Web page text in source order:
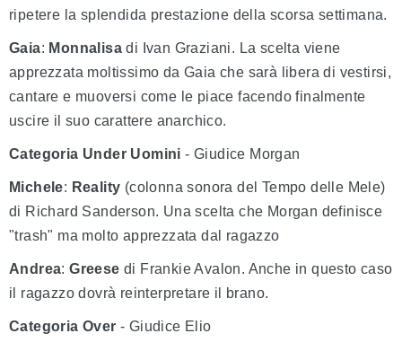
ripetere la splendida prestazione della scorsa settimana.
Gaia: Monnalisa di Ivan Graziani. La scelta viene
apprezzata moltissimo da Gaia che sarà libera di vestirsi,
cantare e muoversi come le piace facendo finalmente
uscire il suo carattere anarchico.
Categoria Under Uomini - Giudice Morgan
Michele: Reality (colonna sonora del Tempo delle Mele)
di Richard Sanderson. Una scelta che Morgan definisce
"trash" ma molto apprezzata dal ragazzo
Andrea:Greese di Frankie Avalon. Anche in questo caso
il ragazzo dovrà reinterpretare il brano.
Categoria Over - Giudice Elio